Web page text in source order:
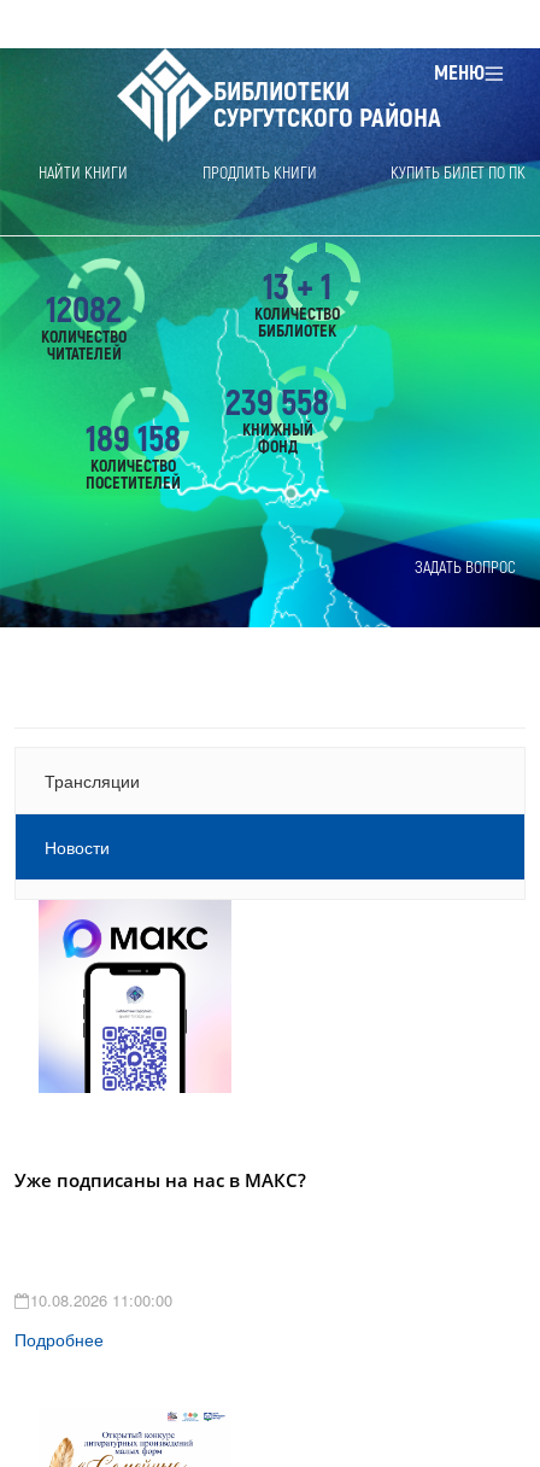
МЕНЮ
БИБЛИОТЕКИ
СУРГУТСКОГО РАЙОНА
НАЙТИ КНИГИ ПРОДЛИТЬ КНИГИ КУПИТЬ БИЛЕТ ПО ПК
ЗАДАТЬ ВОПРОС
12082
КОЛИЧЕСТВО
ЧИТАТЕЛЕЙ
189 158
КОЛИЧЕСТВО
ПОСЕТИТЕЛЕЙ
239 558
КНИЖНЫЙ
ФОНД
13 + 1
КОЛИЧЕСТВО
БИБЛИОТЕК
Трансляции
Новости
Уже подписаны на нас в МАКС?
10.08.2026 11:00:00
Подробнее